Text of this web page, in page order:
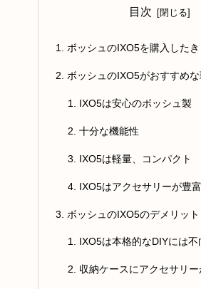
目次
ボッシュのIXO5を購入した
ボッシュのIXO5がおすすめ
IXO5は安心のボッシュ製
十分な機能性
IXO5は軽量、コンパクト
IXO5はアクセサリーが豊富
ボッシュのIXO5のデメリット
IXO5は本格的なDIYには不
収納ケースにアクセサリ